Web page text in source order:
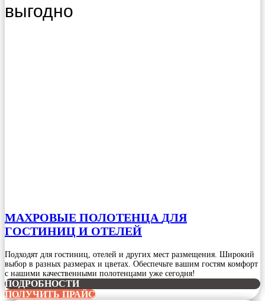
выгодно
МАХРОВЫЕ ПОЛОТЕНЦА ДЛЯ
ГОСТИНИЦ И ОТЕЛЕЙ
Подходят для гостиниц, отелей и других мест размещения. Широкий
выбор в разных размерах и цветах. Обеспечьте вашим гостям комфорт
с нашими качественными полотенцами уже сегодня!
ПОДРОБНОСТИ
ПОЛУЧИТЬ ПРАЙС